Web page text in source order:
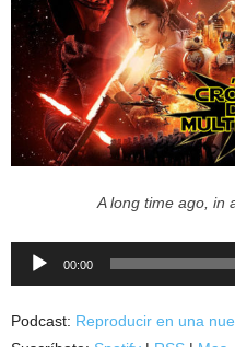
A long time ago, in
Reproductor
00:00
Podcast: Reproducir en una